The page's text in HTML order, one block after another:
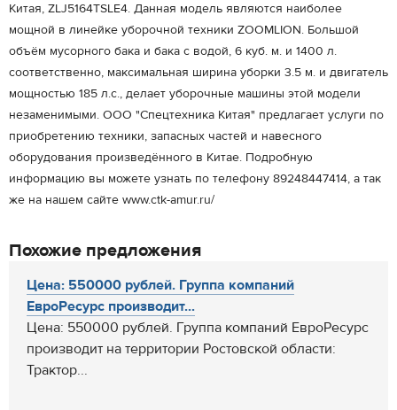
Китая, ZLJ5164TSLE4. Данная модель являются наиболее
мощной в линейке уборочной техники ZOOMLION. Большой
объём мусорного бака и бака с водой, 6 куб. м. и 1400 л.
соответственно, максимальная ширина уборки 3.5 м. и двигатель
мощностью 185 л.с., делает уборочные машины этой модели
незаменимыми. ООО "Спецтехника Китая" предлагает услуги по
приобретению техники, запасных частей и навесного
оборудования произведённого в Китае. Подробную
информацию вы можете узнать по телефону 89248447414, а так
же на нашем сайте www.ctk-amur.ru/
Похожие предложения
Цена: 550000 рублей. Группа компаний
ЕвроРесурс производит...
Цена: 550000 рублей. Группа компаний ЕвроРесурс
производит на территории Ростовской области:
Трактор...